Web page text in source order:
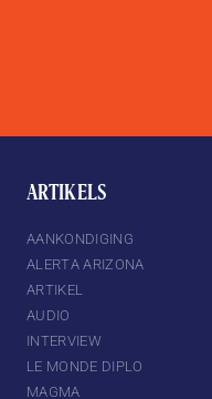
ARTIKELS
AANKONDIGING
ALERTA ARIZONA
ARTIKEL
AUDIO
INTERVIEW
LE MONDE DIPLO
MAGMA